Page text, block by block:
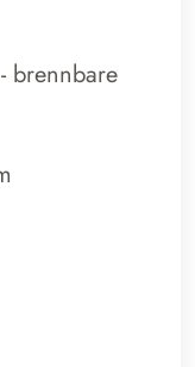
brennbare